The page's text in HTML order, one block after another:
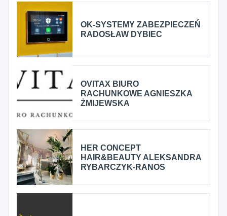
OK-SYSTEMY ZABEZPIECZEŃ
RADOSŁAW DYBIEC
OVITAX BIURO
RACHUNKOWE AGNIESZKA
ŻMIJEWSKA
HER CONCEPT
HAIR&BEAUTY ALEKSANDRA
RYBARCZYK-RANOS